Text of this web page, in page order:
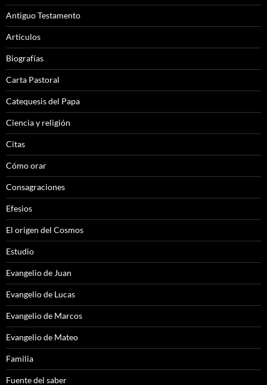
Antiguo Testamento
Artículos
Biografías
Carta Pastoral
Catequesis del Papa
Ciencia y religión
Citas
Cómo orar
Consagraciones
Efesios
El origen del Cosmos
Estudio
Evangelio de Juan
Evangelio de Lucas
Evangelio de Marcos
Evangelio de Mateo
Familia
Fuente del saber